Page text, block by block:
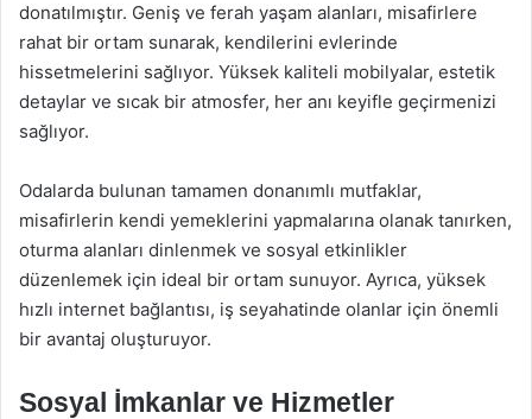
donatılmıştır. Geniş ve ferah yaşam alanları, misafirlere
rahat bir ortam sunarak, kendilerini evlerinde
hissetmelerini sağlıyor. Yüksek kaliteli mobilyalar, estetik
detaylar ve sıcak bir atmosfer, her anı keyifle geçirmenizi
sağlıyor.
Odalarda bulunan tamamen donanımlı mutfaklar,
misafirlerin kendi yemeklerini yapmalarına olanak tanırken,
oturma alanları dinlenmek ve sosyal etkinlikler
düzenlemek için ideal bir ortam sunuyor. Ayrıca, yüksek
hızlı internet bağlantısı, iş seyahatinde olanlar için önemli
bir avantaj oluşturuyor.
Sosyal İmkanlar ve Hizmetler